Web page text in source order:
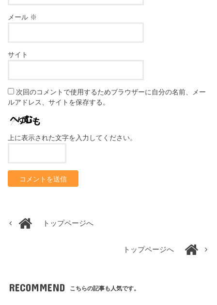
メール ※
サイト
次回のコメントで使用するためブラウザーに自分の名前、メー
ルアドレス、サイトを保存する。
上に表示された文字を入力してください。
トップページへ
トップページへ
RECOMMEND こちらの記事も人気です。